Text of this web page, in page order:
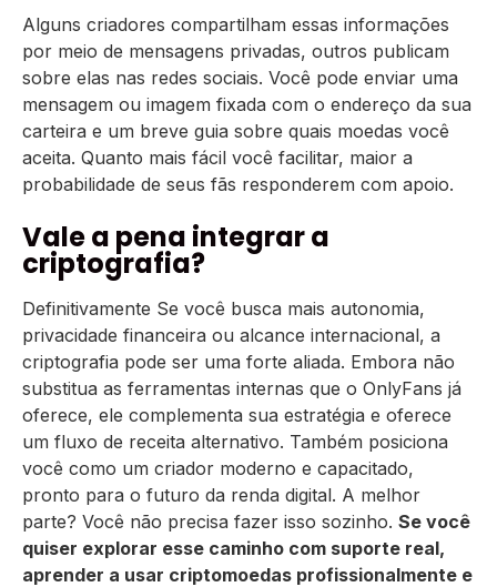
Alguns criadores compartilham essas informações
por meio de mensagens privadas, outros publicam
sobre elas nas redes sociais. Você pode enviar uma
mensagem ou imagem fixada com o endereço da sua
carteira e um breve guia sobre quais moedas você
aceita. Quanto mais fácil você facilitar, maior a
probabilidade de seus fãs responderem com apoio.
Vale a pena integrar a
criptografia?
Definitivamente Se você busca mais autonomia,
privacidade financeira ou alcance internacional, a
criptografia pode ser uma forte aliada. Embora não
substitua as ferramentas internas que o OnlyFans já
oferece, ele complementa sua estratégia e oferece
um fluxo de receita alternativo. Também posiciona
você como um criador moderno e capacitado,
pronto para o futuro da renda digital. A melhor
parte? Você não precisa fazer isso sozinho. Se você
quiser explorar esse caminho com suporte real,
aprender a usar criptomoedas profissionalmente e